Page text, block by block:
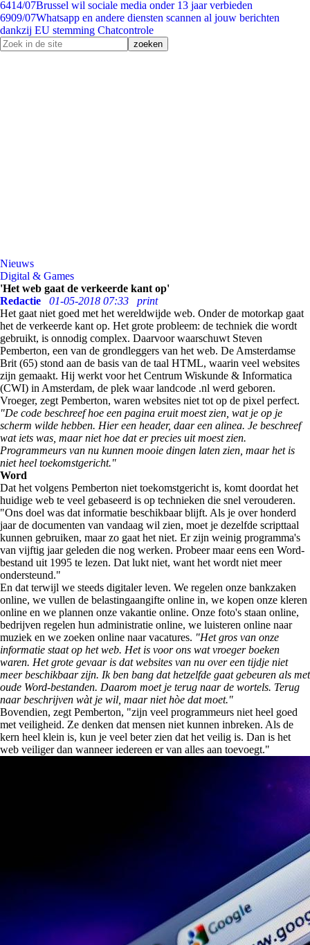
6414/07Brussel wil sociale media onder 13 jaar verbieden
6909/07Whatsapp en andere diensten scannen al jouw berichten
dankzij EU stemming Chatcontrole
Nieuws
Digital & Games
'Het web gaat de verkeerde kant op'
Redactie
01-05-2018 07:33
print
Het gaat niet goed met het wereldwijde web. Onder de motorkap gaat
het de verkeerde kant op. Het grote probleem: de techniek die wordt
gebruikt, is onnodig complex. Daarvoor waarschuwt Steven
Pemberton, een van de grondleggers van het web. De Amsterdamse
Brit (65) stond aan de basis van de taal HTML, waarin veel websites
zijn gemaakt. Hij werkt voor het Centrum Wiskunde & Informatica
(CWI) in Amsterdam, de plek waar landcode .nl werd geboren.
Vroeger, zegt Pemberton, waren websites niet tot op de pixel perfect.
"De code beschreef hoe een pagina eruit moest zien, wat je op je
scherm wilde hebben. Hier een header, daar een alinea. Je beschreef
wat iets was, maar niet hoe dat er precies uit moest zien.
Programmeurs van nu kunnen mooie dingen laten zien, maar het is
niet heel toekomstgericht."
Word
Dat het volgens Pemberton niet toekomstgericht is, komt doordat het
huidige web te veel gebaseerd is op technieken die snel verouderen.
"Ons doel was dat informatie beschikbaar blijft. Als je over honderd
jaar de documenten van vandaag wil zien, moet je dezelfde scripttaal
kunnen gebruiken, maar zo gaat het niet. Er zijn weinig programma's
van vijftig jaar geleden die nog werken. Probeer maar eens een Word-
bestand uit 1995 te lezen. Dat lukt niet, want het wordt niet meer
ondersteund."
En dat terwijl we steeds digitaler leven. We regelen onze bankzaken
online, we vullen de belastingaangifte online in, we kopen onze kleren
online en we plannen onze vakantie online. Onze foto's staan online,
bedrijven regelen hun administratie online, we luisteren online naar
muziek en we zoeken online naar vacatures. "Het gros van onze
informatie staat op het web. Het is voor ons wat vroeger boeken
waren. Het grote gevaar is dat websites van nu over een tijdje niet
meer beschikbaar zijn. Ik ben bang dat hetzelfde gaat gebeuren als met
oude Word-bestanden. Daarom moet je terug naar de wortels. Terug
naar beschrijven wàt je wil, maar niet hòe dat moet."
Bovendien, zegt Pemberton, "zijn veel programmeurs niet heel goed
met veiligheid. Ze denken dat mensen niet kunnen inbreken. Als de
kern heel klein is, kun je veel beter zien dat het veilig is. Dan is het
web veiliger dan wanneer iedereen er van alles aan toevoegt."